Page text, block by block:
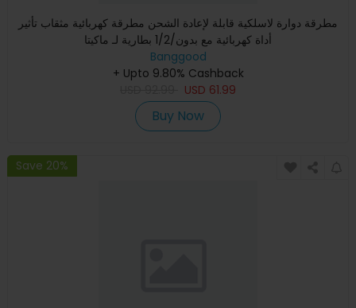
مطرقة دوارة لاسلكية قابلة لإعادة الشحن مطرقة كهربائية مثقاب تأثير
أداة كهربائية مع بدون/1/2 بطارية لـ ماكيتا
Banggood
+ Upto 9.80% Cashback
USD 61.99
Buy Now
Save 20%